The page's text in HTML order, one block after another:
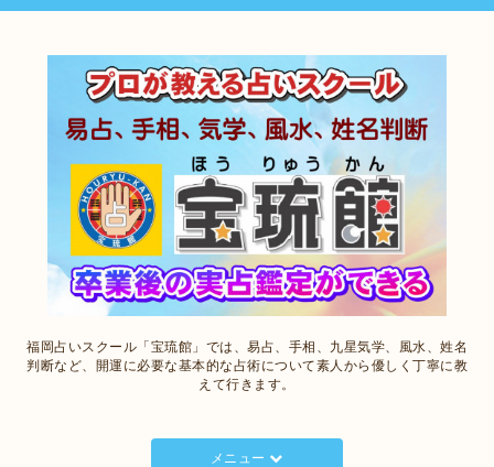
福岡占いスクール「宝琉館」では、易占、手相、九星気学、風水、姓名
判断など、開運に必要な基本的な占術について素人から優しく丁寧に教
えて行きます。
メニュー